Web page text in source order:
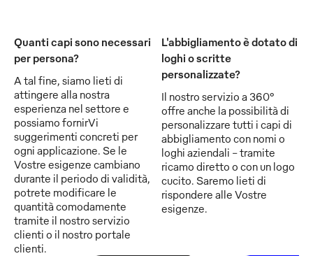
Quanti capi sono necessari
per persona?
A tal fine, siamo lieti di
attingere alla nostra
esperienza nel settore e
possiamo fornirVi
suggerimenti concreti per
ogni applicazione. Se le
Vostre esigenze cambiano
durante il periodo di validità,
potrete modificare le
quantità comodamente
tramite il nostro servizio
clienti o il nostro portale
clienti.
L'abbigliamento è dotato di
loghi o scritte
personalizzate?
Il nostro servizio a 360°
offre anche la possibilità di
personalizzare tutti i capi di
abbigliamento con nomi o
loghi aziendali - tramite
ricamo diretto o con un logo
cucito. Saremo lieti di
rispondere alle Vostre
esigenze.